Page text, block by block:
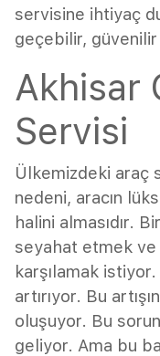
servisine ihtiyaç
geçebilir,
Akhisar
Servisi
Ülkemizdeki araç
nedeni, aracın
halini almasıdır.
seyahat etmek ve
karşılamak
artırıyor. Bu
oluşuyor. Bu
geliyor. Ama bu